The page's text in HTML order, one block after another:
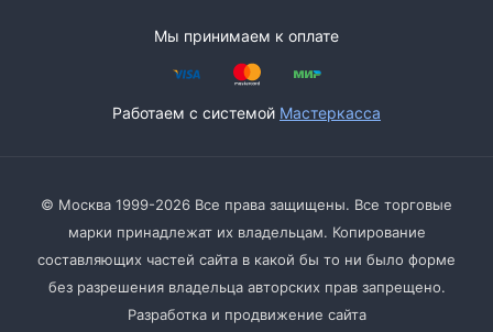
Мы принимаем к оплате
Работаем с системой Мастеркасса
© Москва 1999-2026 Все права защищены. Все торговые
марки принадлежат их владельцам. Копирование
составляющих частей сайта в какой бы то ни было форме
без разрешения владельца авторских прав запрещено.
Разработка и продвижение сайта